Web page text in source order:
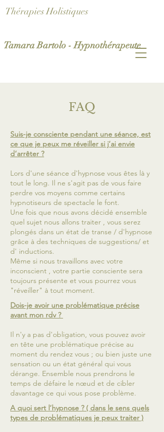
Tamara Bartolo - Hypnothérapeute
Thérapies Holistiques
FAQ
Suis-je consciente pendant une séance, est
ce que je peux me réveiller si j’ai envie
d’arrêter ?
Lors d'une séance d'hypnose vous êtes là y
tout le long. Il ne s'agit pas de vous faire
perdre vos moyens comme certains
hypnotiseurs de spectacle le font.
Une fois que nous avons décidé ensemble
quel sujet nous allons traiter , vous serez
plongés dans un état de transe / d'hypnose
grâce à des techniques de suggestions/ et
d' inductions.
Même si nous travaillons avec votre
inconscient , votre partie consciente sera
toujours présente et vous pourrez vous
"réveiller" à tout moment.
Dois-je avoir une problématique précise
avant mon rdv ?
Il n'y a pas d'obligation, vous pouvez avoir
en tête une problématique précise au
moment du rendez vous ; ou bien juste une
sensation ou un état général qui vous
dérange. Ensemble nous prendrons le
temps de défaire le nœud et de cibler
davantage ce qui vous pose problème.
A quoi sert l’hypnose ? ( dans le sens quels
types de problématiques je peux traiter )